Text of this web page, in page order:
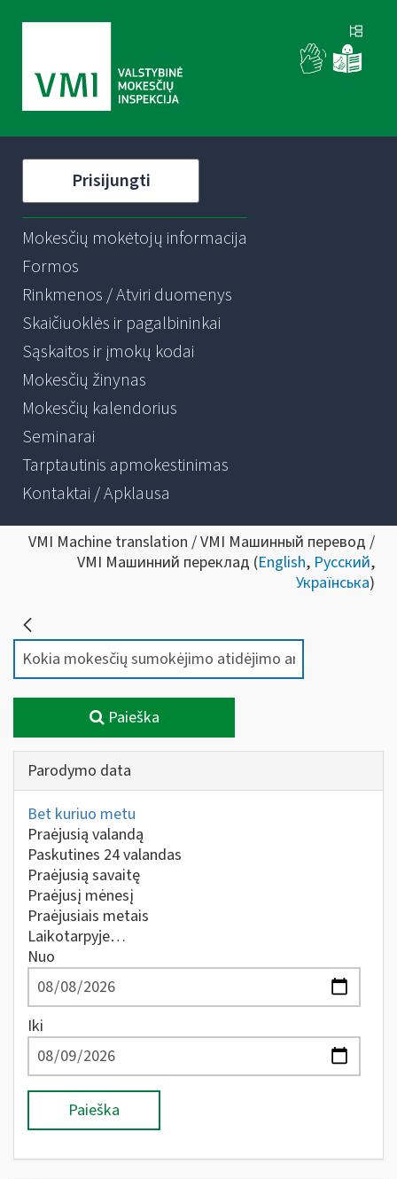
Prisijungti
Mokesčių mokėtojų informacija
Formos
Rinkmenos / Atviri duomenys
Skaičiuoklės ir pagalbininkai
Sąskaitos ir įmokų kodai
Mokesčių žinynas
Mokesčių kalendorius
Seminarai
Tarptautinis apmokestinimas
Kontaktai / Apklausa
VMI Machine translation / VMI Машинный перевод /
VMI Машинний переклад (English, Русский,
Українська)
Paieška
Parodymo data
Bet kuriuo metu
Praėjusią valandą
Paskutines 24 valandas
Praėjusią savaitę
Praėjusį mėnesį
Praėjusiais metais
Laikotarpyje…
Nuo
Iki
Paieška